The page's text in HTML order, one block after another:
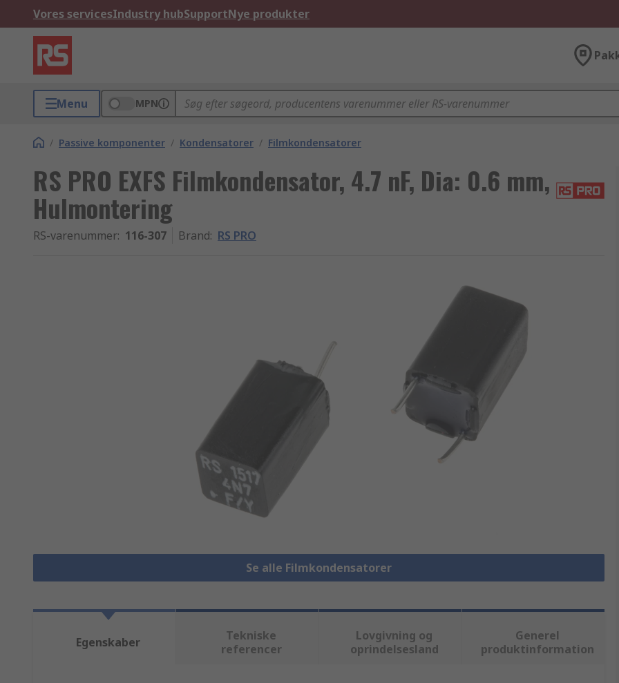
Vores servicesIndustry hubSupportNye produkter
Menu MPN
/ Passive komponenter / Kondensatorer / Filmkondensatorer
RS PRO EXFS Filmkondensator, 4.7 nF, Dia: 0.6 mm,
Hulmontering
RS-varenummer: 116-307 Brand: RS PRO
Se alle Filmkondensatorer
Egenskaber
Tekniske
referencer
Lovgivning og
oprindelsesland
Generel
produktinformation